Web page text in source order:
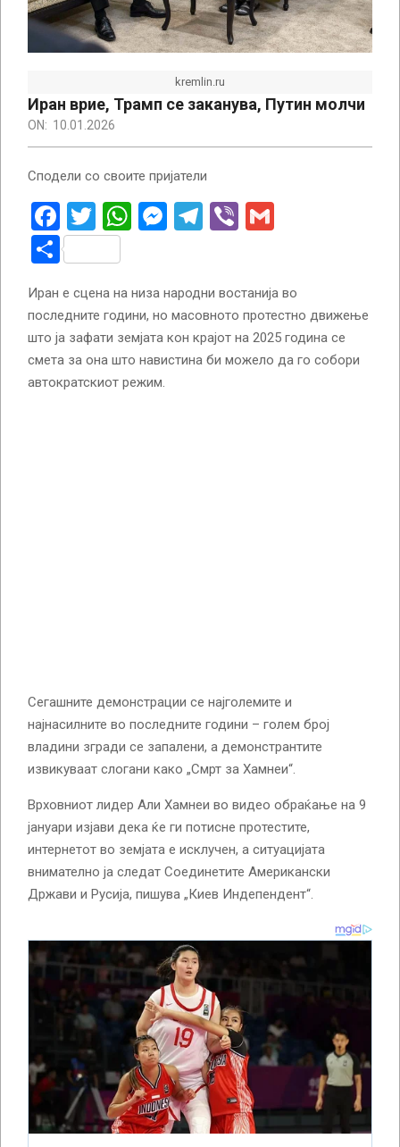
kremlin.ru
Иран врие, Трамп се заканува, Путин молчи
ON: 10.01.2026
Сподели со своите пријатели
Facebook
Twitter
WhatsApp
Messenger
Telegram
Viber
Share
Иран е сцена на низа народни востанија во
последните години, но масовното протестно движење
што ја зафати земјата кон крајот на 2025 година се
смета за она што навистина би можело да го собори
автократскиот режим.
Сегашните демонстрации се најголемите и
најнасилните во последните години – голем број
владини згради се запалени, а демонстрантите
извикуваат слогани како „Смрт за Хамнеи“.
Врховниот лидер Али Хамнеи во видео обраќање на 9
јануари изјави дека ќе ги потисне протестите,
интернетот во земјата е исклучен, а ситуацијата
внимателно ја следат Соединетите Американски
Држави и Русија, пишува „Киев Индепендент“.